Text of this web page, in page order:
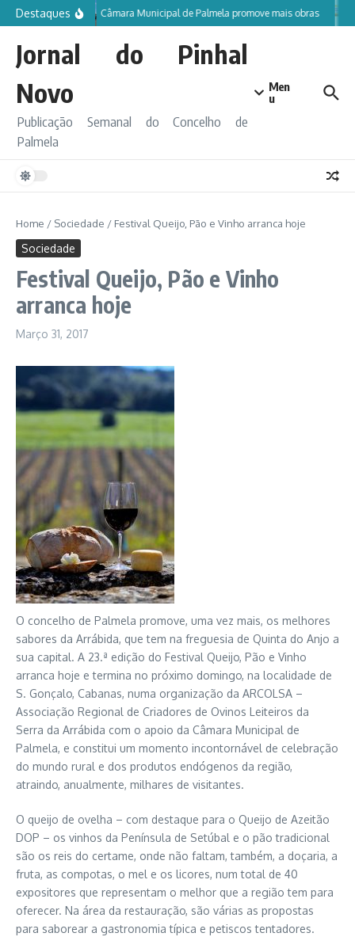
Ir para o conteúdo
Destaques Câmara Municipal de Palmela promove mais obras
Jornal do Pinhal
Novo
Publicação Semanal do Concelho de
Palmela
Men
u
Home / Sociedade / Festival Queijo, Pão e Vinho arranca hoje
Sociedade
Festival Queijo, Pão e Vinho
arranca hoje
Março 31, 2017
O concelho de Palmela promove, uma vez mais, os melhores
sabores da Arrábida, que tem na freguesia de Quinta do Anjo a
sua capital. A 23.ª edição do Festival Queijo, Pão e Vinho
arranca hoje e termina no próximo domingo, na localidade de
S. Gonçalo, Cabanas, numa organização da ARCOLSA –
Associação Regional de Criadores de Ovinos Leiteiros da
Serra da Arrábida com o apoio da Câmara Municipal de
Palmela, e constitui um momento incontornável de celebração
do mundo rural e dos produtos endógenos da região,
atraindo, anualmente, milhares de visitantes.
O queijo de ovelha – com destaque para o Queijo de Azeitão
DOP – os vinhos da Península de Setúbal e o pão tradicional
são os reis do certame, onde não faltam, também, a doçaria, a
fruta, as compotas, o mel e os licores, num total de 40
expositores que representam o melhor que a região tem para
oferecer. Na área da restauração, são várias as propostas
para saborear a gastronomia típica e petiscos tentadores.